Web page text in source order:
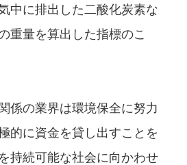
中に排出した二酸化炭素な
重量を算出した指標のこ
係の業界は環境保全に努力
的に資金を貸し出すことを
持続可能な社会に向かわせ